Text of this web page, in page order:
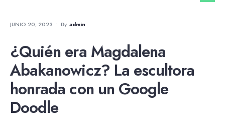
JUNIO 20, 2023 • By Admin
¿Quién era Magdalena
Abakanowicz? La escultora
honrada con un Google
Doodle